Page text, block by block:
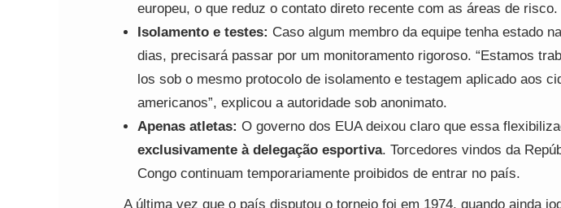
europeu, o que reduz o contato direto recente com as áreas de risco.
Isolamento e testes: Caso algum membro da equipe tenha estado
dias, precisará passar por um monitoramento rigoroso. “Estamos
los sob o mesmo protocolo de isolamento e testagem aplicado aos
americanos”, explicou a autoridade sob anonimato.
Apenas atletas: O governo dos EUA deixou claro que essa
exclusivamente à delegação esportiva. Torcedores vindos da
Congo continuam temporariamente proibidos de entrar no país.
A última vez que o país disputou o torneio foi em 1974, quando ainda